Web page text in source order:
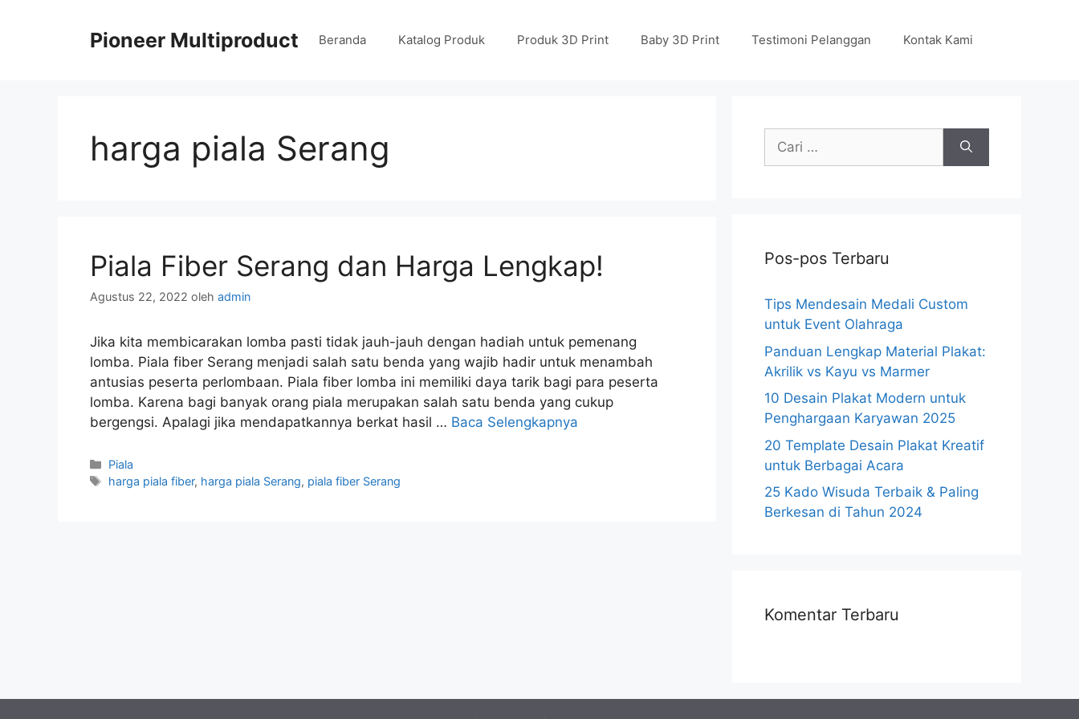
Pioneer Multiproduct Beranda Katalog Produk Produk 3D Print Baby 3D Print Testimoni Pelanggan Kontak Kami
harga piala Serang
Piala Fiber Serang dan Harga Lengkap!
Agustus 22, 2022 oleh admin
Jika kita membicarakan lomba pasti tidak jauh-jauh dengan hadiah untuk pemenang
lomba. Piala fiber Serang menjadi salah satu benda yang wajib hadir untuk menambah
antusias peserta perlombaan. Piala fiber lomba ini memiliki daya tarik bagi para peserta
lomba. Karena bagi banyak orang piala merupakan salah satu benda yang cukup
bergengsi. Apalagi jika mendapatkannya berkat hasil … Baca Selengkapnya
Kategori
Piala
Tag
harga piala fiber, harga piala Serang, piala fiber Serang
Cari
Pos-pos Terbaru
Tips Mendesain Medali Custom
untuk Event Olahraga
Panduan Lengkap Material Plakat:
Akrilik vs Kayu vs Marmer
10 Desain Plakat Modern untuk
Penghargaan Karyawan 2025
20 Template Desain Plakat Kreatif
untuk Berbagai Acara
25 Kado Wisuda Terbaik & Paling
Berkesan di Tahun 2024
Komentar Terbaru